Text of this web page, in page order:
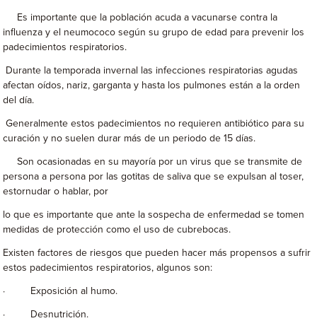
Es importante que la población acuda a vacunarse contra la
influenza y el neumococo según su grupo de edad para prevenir los
padecimientos respiratorios.
Durante la temporada invernal las infecciones respiratorias agudas
afectan oídos, nariz, garganta y hasta los pulmones están a la orden
del día.
Generalmente estos padecimientos no requieren antibiótico para su
curación y no suelen durar más de un periodo de 15 días.
Son ocasionadas en su mayoría por un virus que se transmite de
persona a persona por las gotitas de saliva que se expulsan al toser,
estornudar o hablar, por
lo que es importante que ante la sospecha de enfermedad se tomen
medidas de protección como el uso de cubrebocas.
Existen factores de riesgos que pueden hacer más propensos a sufrir
estos padecimientos respiratorios, algunos son:
· Exposición al humo.
· Desnutrición.